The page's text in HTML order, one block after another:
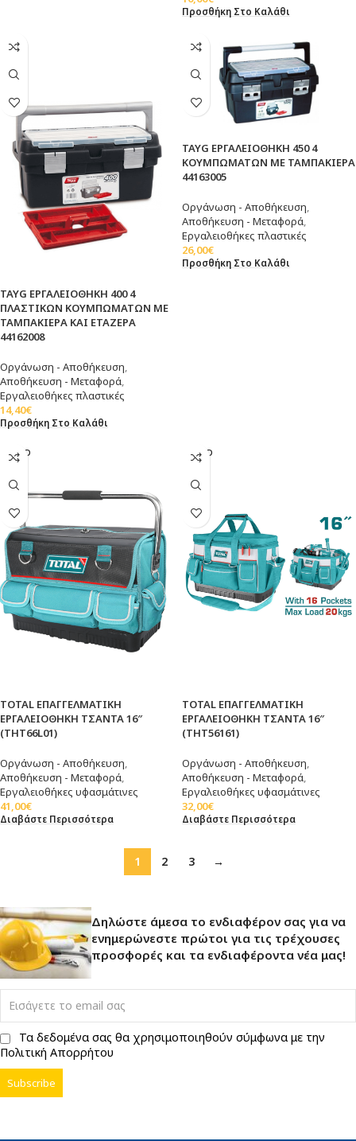
Προσθήκη Στο Καλάθι
TAYG ΕΡΓΑΛΕΙΟΘΗΚΗ 400 4
ΠΛΑΣΤΙΚΩΝ ΚΟΥΜΠΩΜΑΤΩΝ ΜΕ
ΤΑΜΠΑΚΙΕΡΑ ΚΑΙ ΕΤΑΖΕΡΑ
44162008
Οργάνωση - Αποθήκευση,
Αποθήκευση - Μεταφορά,
Εργαλειοθήκες πλαστικές
14,40€
Προσθήκη Στο Καλάθι
TAYG ΕΡΓΑΛΕΙΟΘΗΚΗ 450 4
ΚΟΥΜΠΩΜΑΤΩΝ ΜΕ ΤΑΜΠΑΚΙΕΡΑ
44163005
Οργάνωση - Αποθήκευση,
Αποθήκευση - Μεταφορά,
Εργαλειοθήκες πλαστικές
26,00€
Προσθήκη Στο Καλάθι
SOLD
OUT
TOTAL ΕΠΑΓΓΕΛΜΑΤΙΚΗ
ΕΡΓΑΛΕΙΟΘΗΚΗ ΤΣΑNTA 16″
(THT66L01)
Οργάνωση - Αποθήκευση,
Αποθήκευση - Μεταφορά,
Εργαλειοθήκες υφασμάτινες
41,00€
Διαβάστε Περισσότερα
SOLD
OUT
TOTAL ΕΠΑΓΓΕΛΜΑΤΙΚΗ
ΕΡΓΑΛΕΙΟΘΗΚΗ ΤΣΑΝΤΑ 16″
(THT56161)
Οργάνωση - Αποθήκευση,
Αποθήκευση - Μεταφορά,
Εργαλειοθήκες υφασμάτινες
32,00€
Διαβάστε Περισσότερα
1 2 3 →
Δηλώστε άμεσα το ενδιαφέρον σας για να
ενημερώνεστε πρώτοι για τις τρέχουσες
προσφορές και τα ενδιαφέροντα νέα μας!
Τα δεδομένα σας θα χρησιμοποιηθούν σύμφωνα με την
Πολιτική Απορρήτου